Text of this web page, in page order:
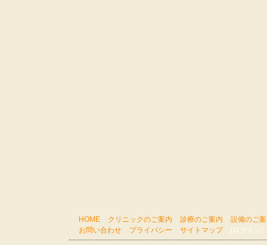
HOME クリニックのご案内 診療のご案内
設備のご
お問い合わせ
プライバシー サイトマップ [ログイン]